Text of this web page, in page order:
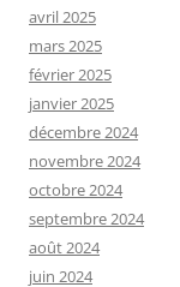
avril 2025
mars 2025
février 2025
janvier 2025
décembre 2024
novembre 2024
octobre 2024
septembre 2024
août 2024
juin 2024